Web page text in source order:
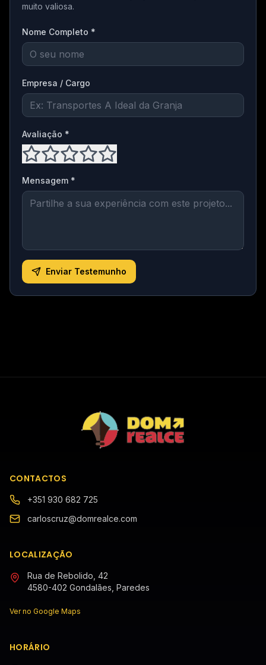
muito valiosa.
Nome Completo *
Empresa / Cargo
Avaliação *
Mensagem *
Enviar Testemunho
CONTACTOS
+351 930 682 725
carloscruz@domrealce.com
LOCALIZAÇÃO
Rua de Rebolido, 42
4580-402 Gondalães, Paredes
Ver no Google Maps
HORÁRIO